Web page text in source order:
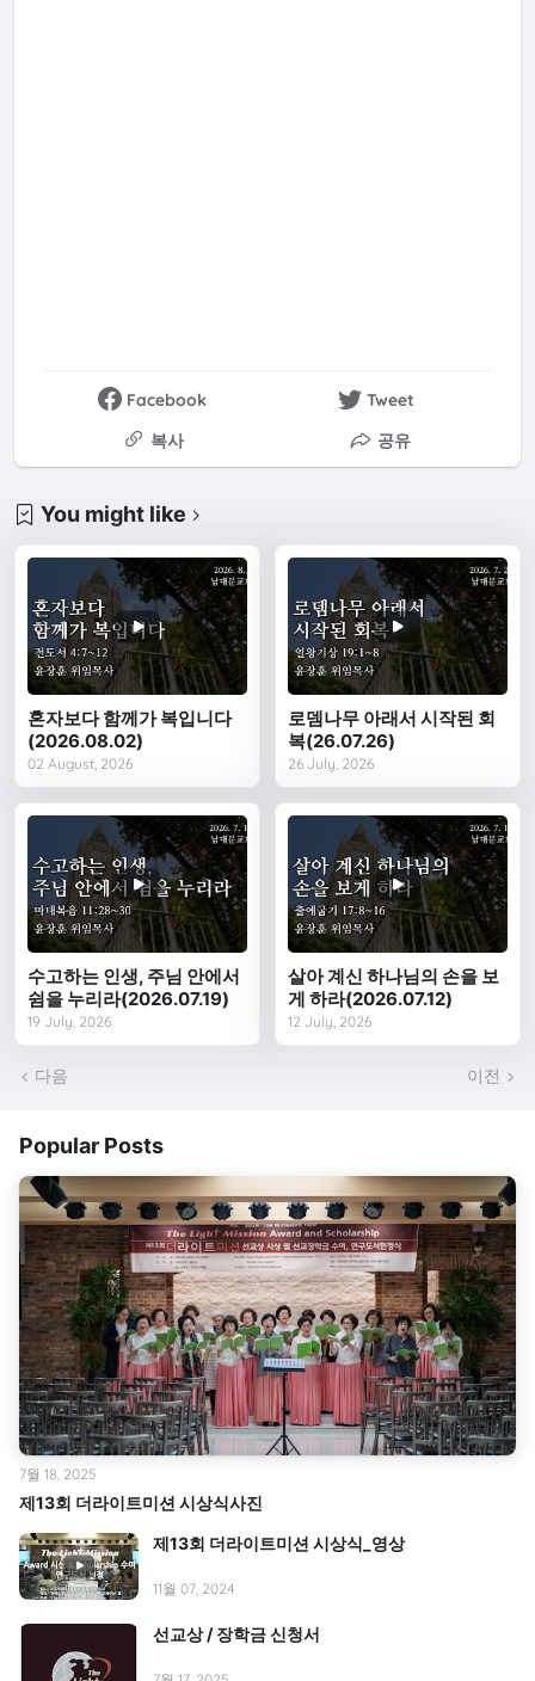
Facebook
Tweet
복사
공유
You might like
혼자보다 함께가 복입니다
(2026.08.02)
02 August, 2026
로뎀나무 아래서 시작된 회
복(26.07.26)
26 July, 2026
수고하는 인생, 주님 안에서
쉼을 누리라(2026.07.19)
19 July, 2026
살아 계신 하나님의 손을 보
게 하라(2026.07.12)
12 July, 2026
다음 이전
Popular Posts
제13회 더라이트미션 시상식사진
7월 18, 2025
제13회 더라이트미션 시상식_영상
11월 07, 2024
선교상 / 장학금 신청서